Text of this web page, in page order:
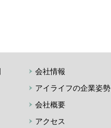
会社情報
アイライフの企業姿勢
会社概要
アクセス